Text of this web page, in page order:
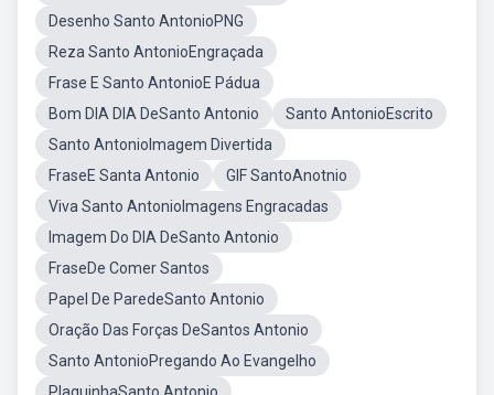
Desenho Santo AntonioPNG
Reza Santo AntonioEngraçada
Frase E Santo AntonioE Pádua
Bom DIA DIA DeSanto Antonio
Santo AntonioEscrito
Santo AntonioImagem Divertida
FraseE Santa Antonio
GIF SantoAnotnio
Viva Santo AntonioImagens Engracadas
Imagem Do DIA DeSanto Antonio
FraseDe Comer Santos
Papel De ParedeSanto Antonio
Oração Das Forças DeSantos Antonio
Santo AntonioPregando Ao Evangelho